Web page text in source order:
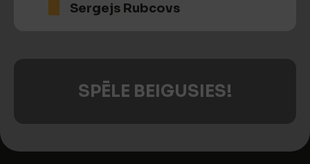
Sergejs Rubcovs
SPĒLE BEIGUSIES!